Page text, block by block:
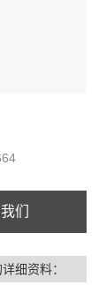
们
详细资料：